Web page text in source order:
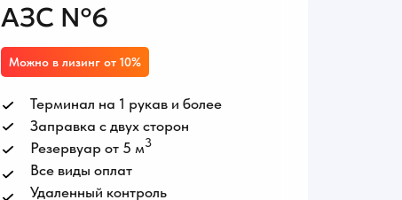
АЗС №6
Терминал на 1 рукав и более
Заправка с двух сторон
Резервуар от 5 м3
Все виды оплат
Удаленный контроль
Можно в лизинг от 10%